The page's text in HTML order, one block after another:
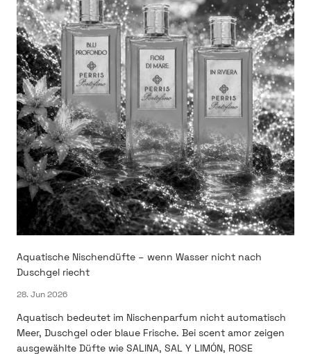
Aquatische Nischendüfte – wenn Wasser nicht nach
Duschgel riecht
28. Jun 2026
Aquatisch bedeutet im Nischenparfum nicht automatisch
Meer, Duschgel oder blaue Frische. Bei scent amor zeigen
ausgewählte Düfte wie SALINA, SAL Y LIMÓN, ROSE